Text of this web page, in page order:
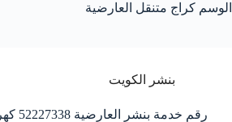
الوسم كراج متنقل العارضية
بنشر الكويت
رقم خدمة